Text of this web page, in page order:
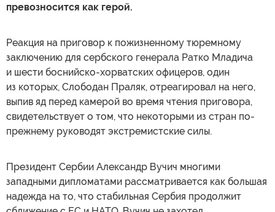
превозносится как герой.
Реакция на приговор к пожизненному тюремному
заключению для сербского генерала Ратко Младича
и шести боснийско-хорватских офицеров, один
из которых, Слободан Праляк, отреагировал на него,
выпив яд перед камерой во время чтения приговора,
свидетельствует о том, что некоторыми из стран по-
прежнему руководят экстремистские силы.
Президент Сербии Александр Вучич многими
западными дипломатами рассматривается как большая
надежда на то, что стабильная Сербия продолжит